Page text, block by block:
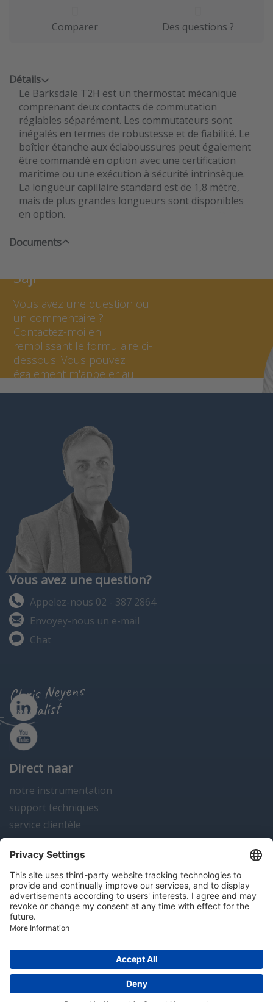
Comparer Des questions ?
Détails
Le Barksdale T2H est un thermostat mécanique
comprenant deux contacts de commutation
réglables séparément. Les commutateurs sont
inégalés en termes de robustesse et de fiabilité. Le
boîtier étanche aux éclaboussures peut également
être commandé en option avec une certification
maritime ou une exécution à sécurité intrinsèque.
La longueur capillaire standard est de 1,8 mètre,
mais de plus grandes longueurs sont disponibles
en option.
Documents
Saji
Vous avez une question ou
un commentaire ?
Contactez-moi en
remplissant le formulaire ci-
dessous. Vous pouvez
également m'appeler au
Vous avez une question?
Appelez-nous 02 - 387 2864
Envoyey-nous un e-mail
Chat
Chris Neyens
specialist
Direct naar
notre instrumentation
support techniques
service clientèle
actualités
contact
Algemene voorwaarden Disclaimer
Colofon
Copyright; 2026 Hitma B.V.. Tous droits réservés.